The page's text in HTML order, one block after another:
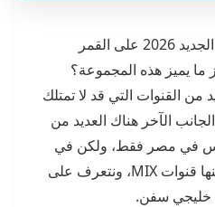
تردد مجموعة قنوات ميكس الجديد 2026 على القمر
ما يميز هذه المجموعة؟
من القنوات التي قد لا تمتلك
الآخر هناك العديد من
في مصر فقط، ولكن في
كافة أنحاء الوطن العربي ومنها قنوات MIX، ونتعرف على
خليجي سفن.